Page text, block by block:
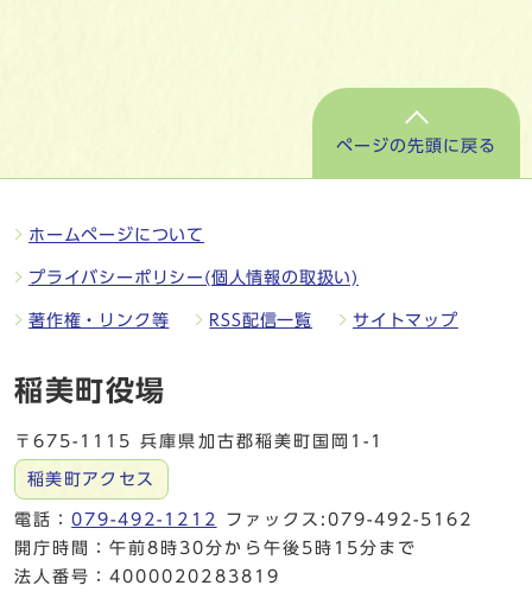
ページの先頭に戻る
ホームページについて
プライバシーポリシー(個人情報の取扱い)
著作権・リンク等 RSS配信一覧 サイトマップ
稲美町役場
〒675-1115 兵庫県加古郡稲美町国岡1-1
稲美町アクセス
電話：079-492-1212
ファックス:079-492-5162
開庁時間：午前8時30分から午後5時15分まで
法人番号：4000020283819